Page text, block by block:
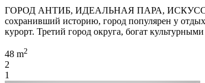
ГОРОД АНТИБ, ИДЕАЛЬНАЯ ПАРА, ИСКУССТВО
сохранивший историю, город популярен у
курорт. Третий город округа, богат
48 m2
2
1